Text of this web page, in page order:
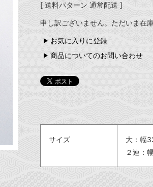
[ 送料パターン 通常配送 ]
申し訳ございません。ただいま在
お気に入りに登録
商品についてのお問い合わせ
サイズ
大：幅
２連：